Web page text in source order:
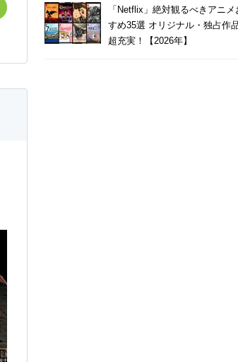
「Netflix」絶対観るべきアニメ
すめ35選 オリジナル・独占作
超充実！【2026年】